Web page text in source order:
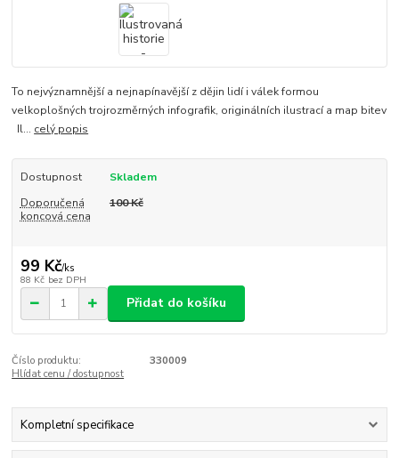
To nejvýznamnější a nejnapínavější z dějin lidí i válek formou
velkoplošných trojrozměrných infografik, originálních ilustrací a map bitev
Il... celý popis
Dostupnost
Skladem
Doporučená
koncová cena
100 Kč
99 Kč/ks
88 Kč bez DPH
Přidat do košíku
Číslo produktu:
330009
Hlídat cenu / dostupnost
Kompletní specifikace